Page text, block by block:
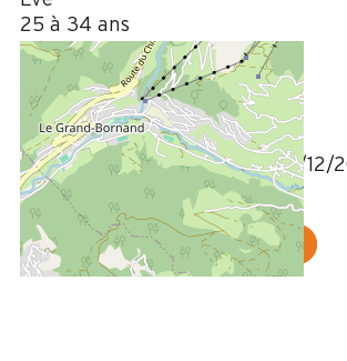
25 à 34 ans
Femme
/ 5
Très satisfaite
Bewertung geschrieben am 21/12/
WEITERE MEINUNGEN ANZEIGEN